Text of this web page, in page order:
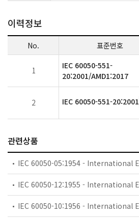
이력정보
No. 표준번호
1
IEC 60050-551-
20:2001/AMD1:2017
2 IEC 60050-551-20:2001
관련상품